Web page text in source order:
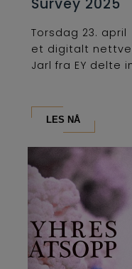
Torsdag 23.
et digitalt
Jarl fra EY delte
LES NÅ